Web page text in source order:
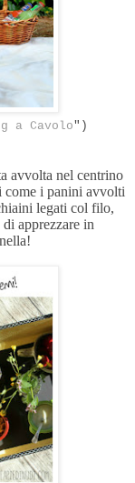
a Cavolo")
avvolta nel centrino
come i panini avvolti
legati col filo,
apprezzare in